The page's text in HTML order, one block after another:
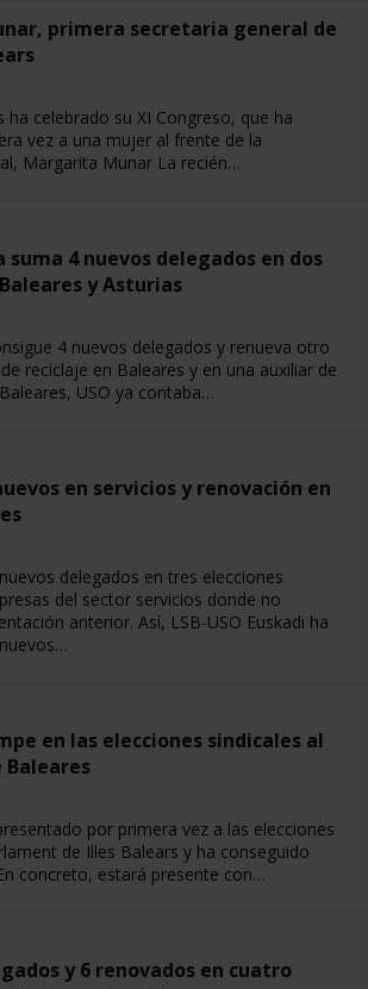
primera secretaria general de
ha celebrado su XI Congreso, que ha
vez a una mujer al frente de la
Margarita Munar La recién…
suma 4 nuevos delegados en dos
y Asturias
4 nuevos delegados y renueva otro
reciclaje en Baleares y en una auxiliar de
USO ya contaba…
en servicios y renovación en
delegados en tres elecciones
del sector servicios donde no
anterior. Así, LSB-USO Euskadi ha
en las elecciones sindicales al
por primera vez a las elecciones
de Illes Balears y ha conseguido
concreto, estará presente con…
y 6 renovados en cuatro